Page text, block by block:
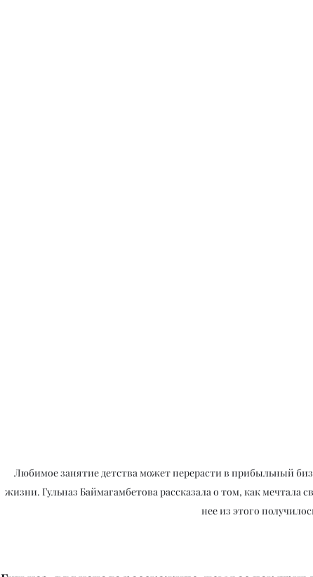
Любимое занятие детства может перерасти в прибыльный
жизни. Гульназ Баймагамбетова рассказала о том, как мечтала
нее из этого